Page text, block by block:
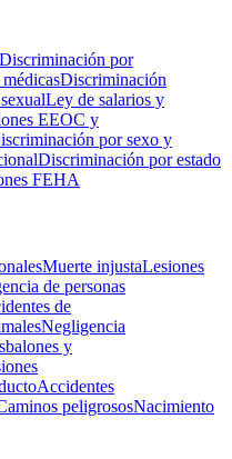
Discriminación por
Discriminación
Ley de salarios y
EEOC y
por sexo y
Discriminación por estado
FEHA
Muerte injustaLesiones
de personas
de
Negligencia
y
Accidentes
peligrososNacimiento